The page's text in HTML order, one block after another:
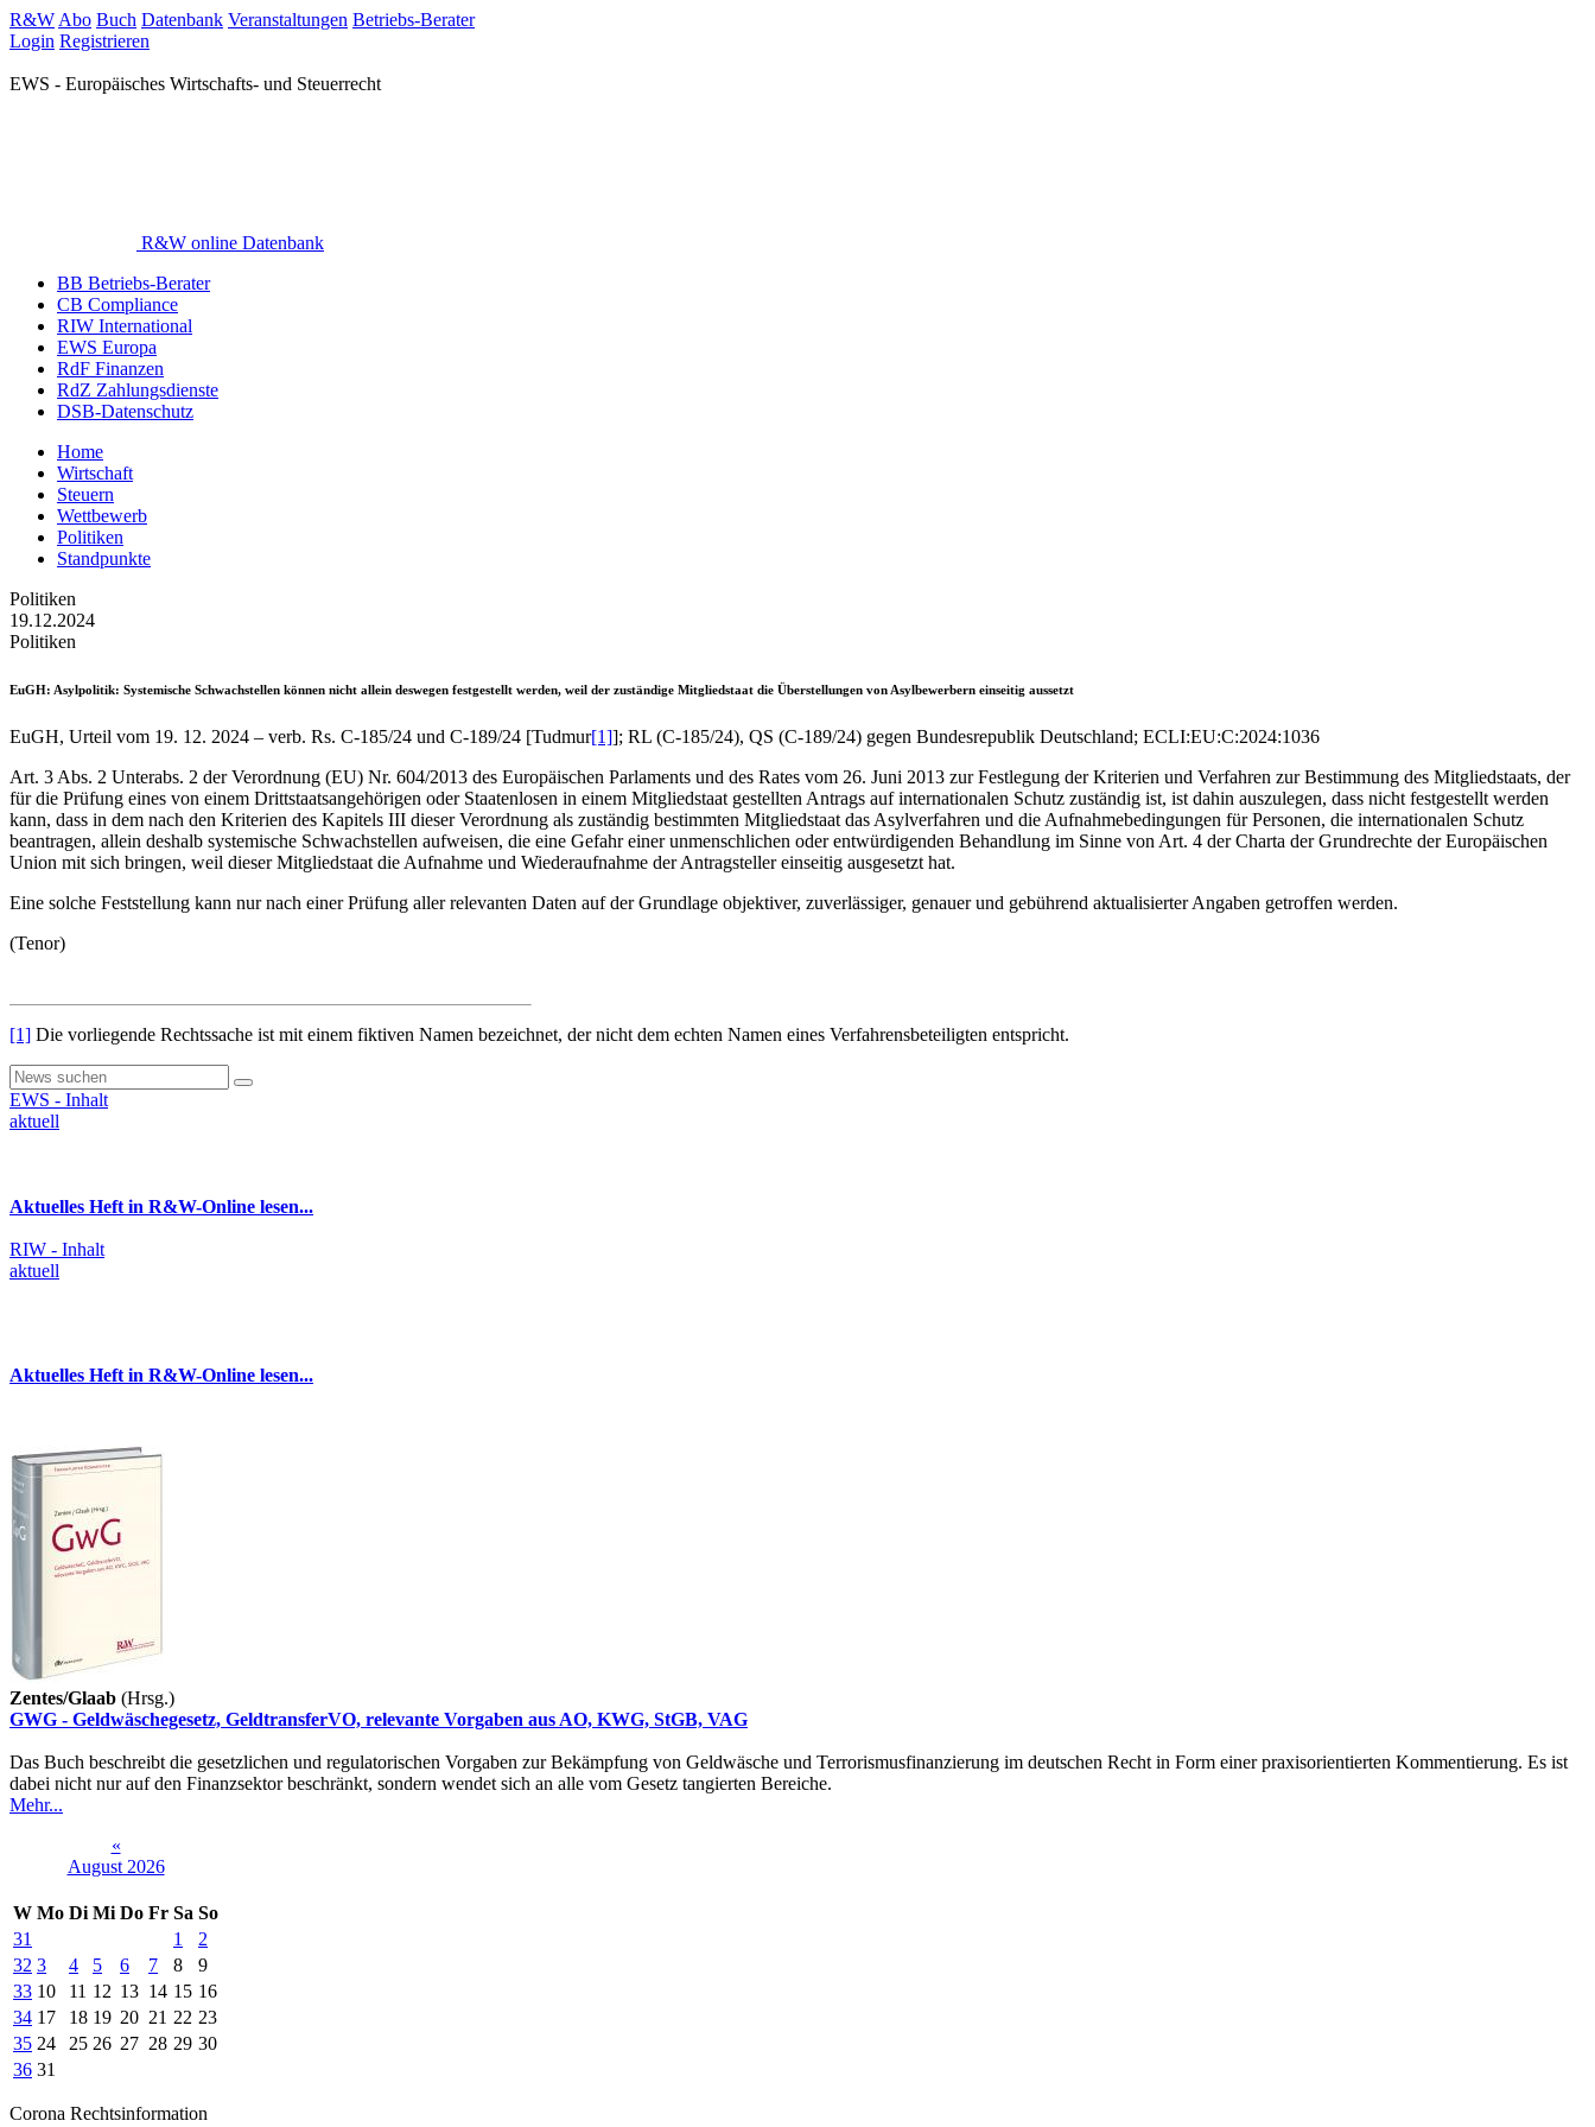
R&W Abo Buch Datenbank Veranstaltungen Betriebs-Berater
Login Registrieren
EWS - Europäisches Wirtschafts- und Steuerrecht
R&W online Datenbank
BB Betriebs-Berater
CB Compliance
RIW International
EWS Europa
RdF Finanzen
RdZ Zahlungsdienste
DSB-Datenschutz
Home
Wirtschaft
Steuern
Wettbewerb
Politiken
Standpunkte
Politiken
19.12.2024
Politiken
EuGH: Asylpolitik: Systemische Schwachstellen können nicht allein deswegen festgestellt werden, weil der zuständige Mitgliedstaat die Überstellungen von Asylbewerbern einseitig aussetzt
EuGH, Urteil vom 19. 12. 2024 – verb. Rs. C-185/24 und C-189/24 [Tudmur[1]]; RL (C-185/24), QS (C-189/24) gegen Bundesrepublik Deutschland; ECLI:EU:C:2024:1036
Art. 3 Abs. 2 Unterabs. 2 der Verordnung (EU) Nr. 604/2013 des Europäischen Parlaments und des Rates vom 26. Juni 2013 zur Festlegung der Kriterien und Verfahren zur Bestimmung des Mitgliedstaats, der
für die Prüfung eines von einem Drittstaatsangehörigen oder Staatenlosen in einem Mitgliedstaat gestellten Antrags auf internationalen Schutz zuständig ist, ist dahin auszulegen, dass nicht festgestellt werden
kann, dass in dem nach den Kriterien des Kapitels III dieser Verordnung als zuständig bestimmten Mitgliedstaat das Asylverfahren und die Aufnahmebedingungen für Personen, die internationalen Schutz
beantragen, allein deshalb systemische Schwachstellen aufweisen, die eine Gefahr einer unmenschlichen oder entwürdigenden Behandlung im Sinne von Art. 4 der Charta der Grundrechte der Europäischen
Union mit sich bringen, weil dieser Mitgliedstaat die Aufnahme und Wiederaufnahme der Antragsteller einseitig ausgesetzt hat.
Eine solche Feststellung kann nur nach einer Prüfung aller relevanten Daten auf der Grundlage objektiver, zuverlässiger, genauer und gebührend aktualisierter Angaben getroffen werden.
(Tenor)
[1] Die vorliegende Rechtssache ist mit einem fiktiven Namen bezeichnet, der nicht dem echten Namen eines Verfahrensbeteiligten entspricht.
EWS - Inhalt
aktuell
Aktuelles Heft in R&W-Online lesen...
RIW - Inhalt
aktuell
Aktuelles Heft in R&W-Online lesen...
Zentes/Glaab (Hrsg.)
GWG - Geldwäschegesetz, GeldtransferVO, relevante Vorgaben aus AO, KWG, StGB, VAG
Das Buch beschreibt die gesetzlichen und regulatorischen Vorgaben zur Bekämpfung von Geldwäsche und Terrorismusfinanzierung im deutschen Recht in Form einer praxisorientierten Kommentierung. Es ist
dabei nicht nur auf den Finanzsektor beschränkt, sondern wendet sich an alle vom Gesetz tangierten Bereiche.
Mehr...
«
August 2026
W Mo Di Mi Do Fr Sa So
31
1
2
32 3 4 5 6 7 8
9
33 10 11 12 13 14 15 16
34 17 18 19 20 21 22 23
35 24 25 26 27 28 29 30
36 31
Corona Rechtsinformation